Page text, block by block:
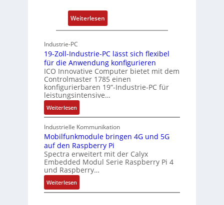
r
c
t
e
k
t
u
Weiterlesen:
P
s
i
c
a
I
a
n
d
E
Industrie-PC
19-Zoll-Industrie-PC lässt sich flexibel
für die Anwendung konfigurieren
ICO Innovative Computer bietet mit dem
Controlmaster 1785 einen
konfigurierbaren 19“-Industrie-PC für
leistungsintensive…
Weiterlesen:
1
9
-
Z
o
l
l
-
I
Industrielle Kommunikation
Mobilfunkmodule bringen 4G und 5G
auf den Raspberry Pi
Spectra erweitert mit der Calyx
Embedded Modul Serie Raspberry Pi 4
und Raspberry…
Weiterlesen:
M